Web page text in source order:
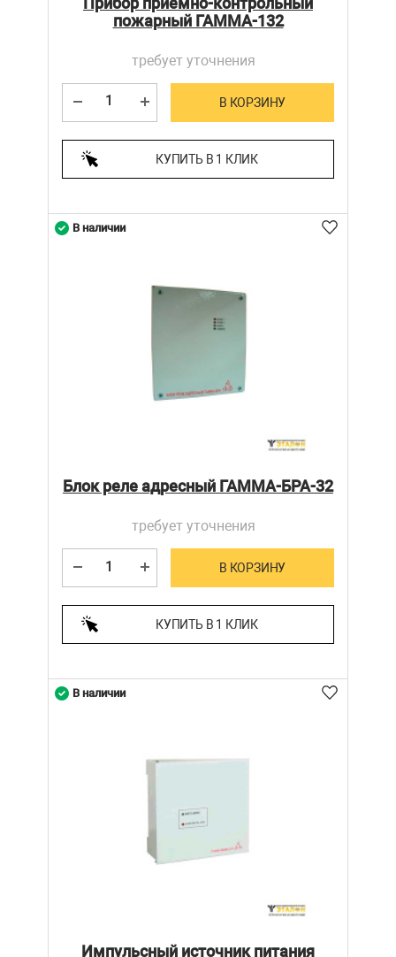
пожарный ГАММА-132
требует уточнения
В КОРЗИНУ
КУПИТЬ В 1 КЛИК
Блок реле адресный ГАММА-БРА-32
требует уточнения
В КОРЗИНУ
КУПИТЬ В 1 КЛИК
В наличии
Импульсный источник питания
В наличии